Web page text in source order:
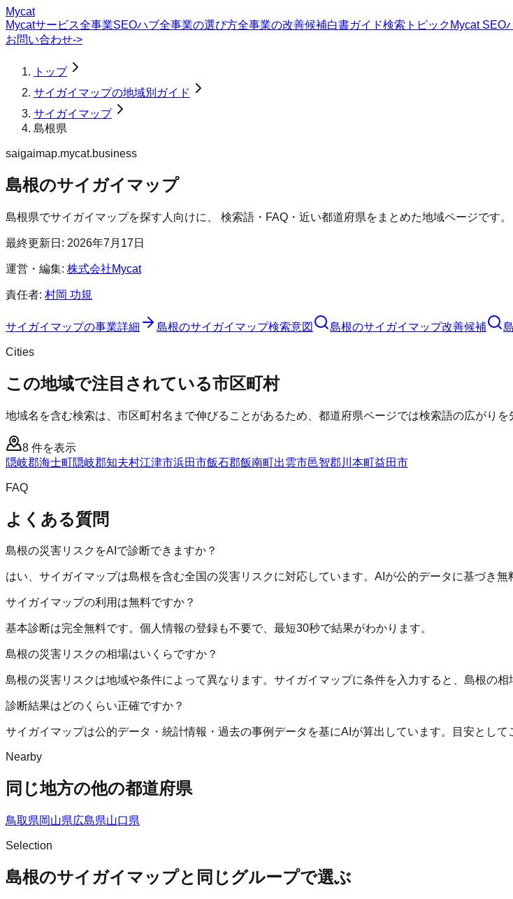
Mycat
Mycatサービス全事業SEOハブ全事業の選び方全事業の改善候補白書ガイド検索トピック Mycat SEO
お問い合わせ->
トップ
サイガイマップの地域別ガイド
サイガイマップ
島根県
saigaimap.mycat.business
島根のサイガイマップ
島根県でサイガイマップを探す人向けに、 検索語・FAQ・近い都道府県をまとめた地域ページです。
最終更新日: 2026年7月17日
運営・編集: 株式会社Mycat
責任者: 村岡 功規
サイガイマップの事業詳細 島根のサイガイマップ検索意図 島根のサイガイマップ改善候補
Cities
この地域で注目されている市区町村
地域名を含む検索は、市区町村名まで伸びることがあるため、都道府県ページでは検索語の広がりを
8 件を表示
隠岐郡海士町隠岐郡知夫村江津市浜田市飯石郡飯南町出雲市邑智郡川本町益田市
FAQ
よくある質問
島根の災害リスクをAIで診断できますか？
はい、サイガイマップは島根を含む全国の災害リスクに対応しています。AIが公的データに基づき無
サイガイマップの利用は無料ですか？
基本診断は完全無料です。個人情報の登録も不要で、最短30秒で結果がわかります。
島根の災害リスクの相場はいくらですか？
島根の災害リスクは地域や条件によって異なります。サイガイマップに条件を入力すると、島根の
診断結果はどのくらい正確ですか？
サイガイマップは公的データ・統計情報・過去の事例データを基にAIが算出しています。目安とし
Nearby
同じ地方の他の都道府県
鳥取県岡山県広島県山口県
Selection
島根のサイガイマップと同じグループで選ぶ